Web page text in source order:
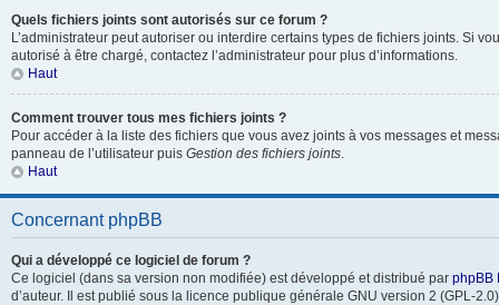
Quels fichiers joints sont autorisés sur ce forum ?
L’administrateur peut autoriser ou interdire certains types de fichiers joints. Si
autorisé à être chargé, contactez l’administrateur pour plus d’informations.
Haut
Comment trouver tous mes fichiers joints ?
Pour accéder à la liste des fichiers que vous avez joints à vos messages et
panneau de l’utilisateur puis Gestion des fichiers joints.
Haut
Concernant phpBB
Qui a développé ce logiciel de forum ?
Ce logiciel (dans sa version non modifiée) est développé et distribué par phpBB
d’auteur. Il est publié sous la licence publique générale GNU version 2 (GPL-